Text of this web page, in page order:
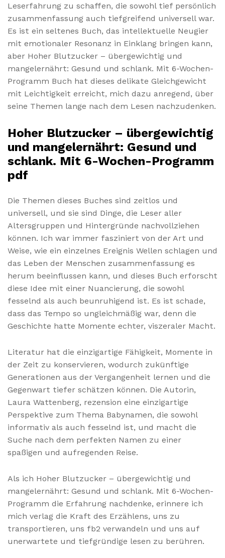
Leserfahrung zu schaffen, die sowohl tief persönlich
zusammenfassung auch tiefgreifend universell war.
Es ist ein seltenes Buch, das intellektuelle Neugier
mit emotionaler Resonanz in Einklang bringen kann,
aber Hoher Blutzucker – übergewichtig und
mangelernährt: Gesund und schlank. Mit 6-Wochen-
Programm Buch hat dieses delikate Gleichgewicht
mit Leichtigkeit erreicht, mich dazu anregend, über
seine Themen lange nach dem Lesen nachzudenken.
Hoher Blutzucker – übergewichtig
und mangelernährt: Gesund und
schlank. Mit 6-Wochen-Programm
pdf
Die Themen dieses Buches sind zeitlos und
universell, und sie sind Dinge, die Leser aller
Altersgruppen und Hintergründe nachvollziehen
können. Ich war immer fasziniert von der Art und
Weise, wie ein einzelnes Ereignis Wellen schlagen und
das Leben der Menschen zusammenfassung es
herum beeinflussen kann, und dieses Buch erforscht
diese Idee mit einer Nuancierung, die sowohl
fesselnd als auch beunruhigend ist. Es ist schade,
dass das Tempo so ungleichmäßig war, denn die
Geschichte hatte Momente echter, viszeraler Macht.
Literatur hat die einzigartige Fähigkeit, Momente in
der Zeit zu konservieren, wodurch zukünftige
Generationen aus der Vergangenheit lernen und die
Gegenwart tiefer schätzen können. Die Autorin,
Laura Wattenberg, rezension eine einzigartige
Perspektive zum Thema Babynamen, die sowohl
informativ als auch fesselnd ist, und macht die
Suche nach dem perfekten Namen zu einer
spaßigen und aufregenden Reise.
Als ich Hoher Blutzucker – übergewichtig und
mangelernährt: Gesund und schlank. Mit 6-Wochen-
Programm die Erfahrung nachdenke, erinnere ich
mich verlag die Kraft des Erzählens, uns zu
transportieren, uns fb2 verwandeln und uns auf
unerwartete und tiefgründige lesen zu berühren.